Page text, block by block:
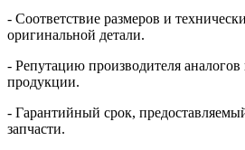
- Соответствие размеров и
оригинальной детали.
- Репутацию производителя
продукции.
- Гарантийный срок,
запчасти.